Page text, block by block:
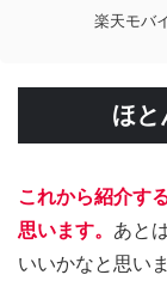
楽天モバ
ほと
これから紹介す
思います。 あと
いいかなと思いま